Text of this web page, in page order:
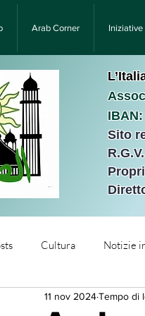
Arab Corner Iniziative
IBAN:
Sito
Cultura Notizie
Նորություններ/Notizie
11 nov 2024Tempo di